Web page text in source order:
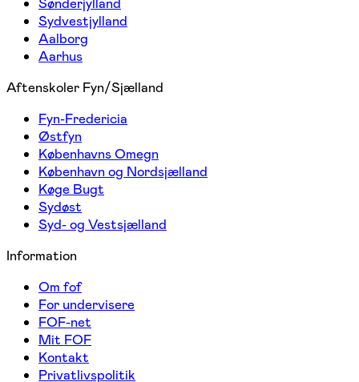
Sydvestjylland
Aalborg
Aarhus
Aftenskoler Fyn/Sjælland
Fyn-Fredericia
Østfyn
Københavns Omegn
København og Nordsjælland
Køge Bugt
Sydøst
Syd- og Vestsjælland
Information
Om fof
For undervisere
FOF-net
Mit FOF
Kontakt
Privatlivspolitik